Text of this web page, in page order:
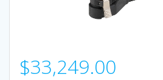
$33,249.00